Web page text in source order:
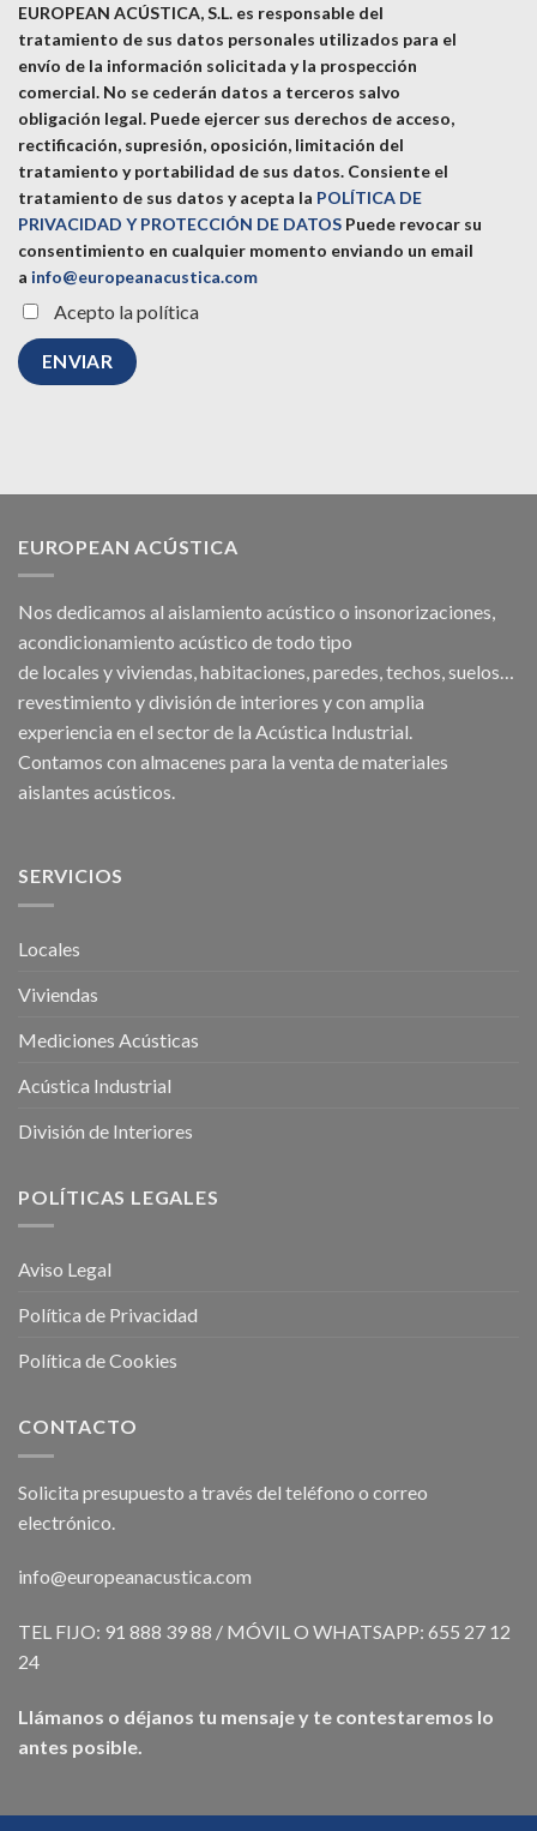
EUROPEAN ACÚSTICA, S.L. es responsable del
tratamiento de sus datos personales utilizados para el
envío de la información solicitada y la prospección
comercial. No se cederán datos a terceros salvo
obligación legal. Puede ejercer sus derechos de acceso,
rectificación, supresión, oposición, limitación del
tratamiento y portabilidad de sus datos. Consiente el
tratamiento de sus datos y acepta la POLÍTICA DE
PRIVACIDAD Y PROTECCIÓN DE DATOS Puede revocar su
consentimiento en cualquier momento enviando un email
a info@europeanacustica.com
Acepto la política
EUROPEAN ACÚSTICA
Nos dedicamos al aislamiento acústico o insonorizaciones,
acondicionamiento acústico de todo tipo
de locales yviviendas, habitaciones,paredes,techos, suelos…
revestimiento y división de interiores y con amplia
experiencia en el sector de la Acústica Industrial.
Contamos con almacenes para la venta demateriales
aislantes acústicos.
SERVICIOS
Locales
Viviendas
Mediciones Acústicas
Acústica Industrial
División de Interiores
POLÍTICAS LEGALES
Aviso Legal
Política de Privacidad
Política de Cookies
CONTACTO
Solicita presupuesto a través del teléfono o correo
electrónico.
info@europeanacustica.com
TEL FIJO: 91 888 39 88 / MÓVIL O WHATSAPP: 655 27 12
24
Llámanos o déjanos tu mensaje y te contestaremos lo
antes posible.